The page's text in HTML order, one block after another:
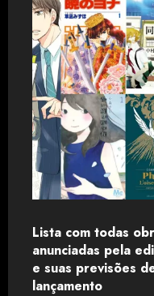
Lista com todas
anunciadas pela
e suas previsões
lançamento